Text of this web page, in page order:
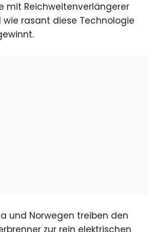
mit Reichweitenverlängerer
rasant diese Technologie
und Norwegen treiben den